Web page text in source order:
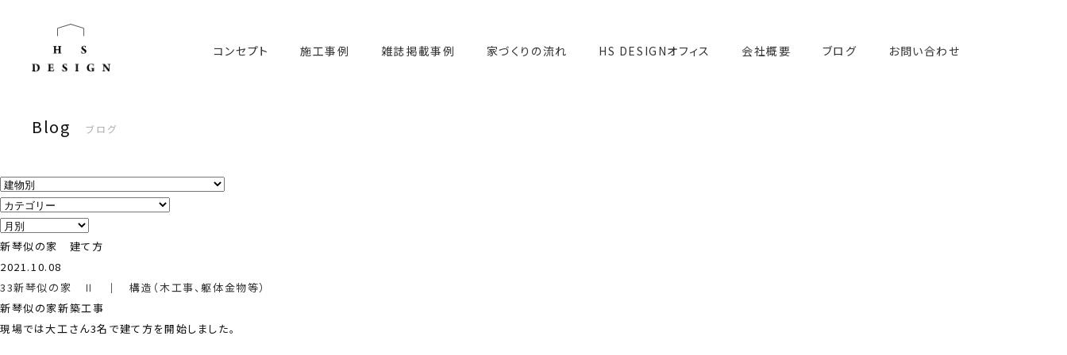
コンセプト 施工事例 雑誌掲載事例 家づくりの流れ HS DESIGNオフィス 会社概要 ブログ お問い合わせ
Blog ブログ
新琴似の家 建て方
2021.10.08
33新琴似の家 Ⅱ
｜構造（木工事、躯体金物等）
新琴似の家新築工事
現場では大工さん3名で建て方を開始しました。